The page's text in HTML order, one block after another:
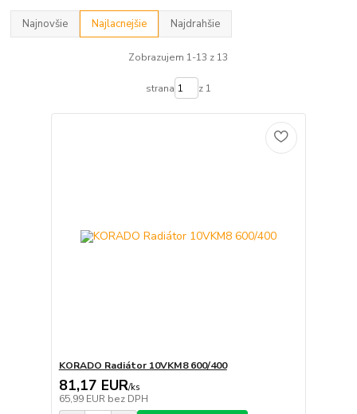
Najnovšie Najlacnejšie Najdrahšie
Zobrazujem 1-13 z 13
strana z 1
KORADO Radiátor 10VKM8 600/400
81,17 EUR/ks
65,99 EUR bez DPH